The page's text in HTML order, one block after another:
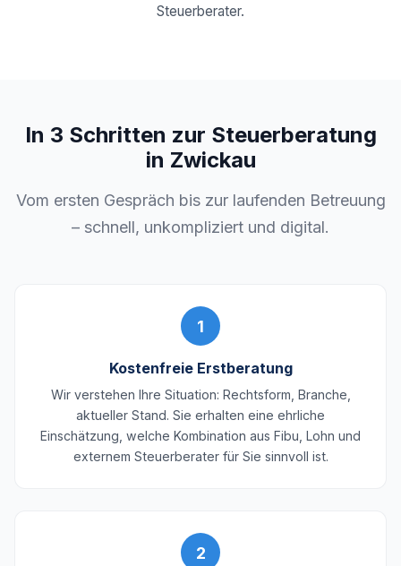
Steuerberater.
In 3 Schritten zur Steuerberatung
in Zwickau
Vom ersten Gespräch bis zur laufenden Betreuung
– schnell, unkompliziert und digital.
1
Kostenfreie Erstberatung
Wir verstehen Ihre Situation: Rechtsform, Branche,
aktueller Stand. Sie erhalten eine ehrliche
Einschätzung, welche Kombination aus Fibu, Lohn und
externem Steuerberater für Sie sinnvoll ist.
2